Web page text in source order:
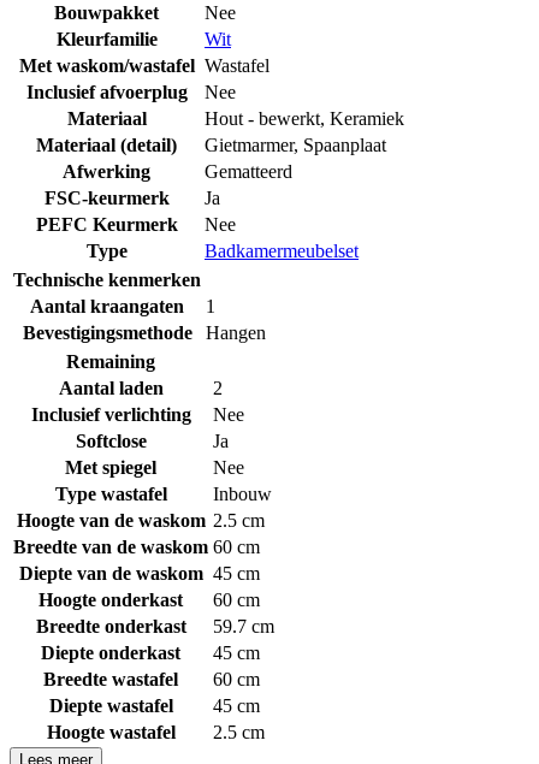
Bouwpakket
Nee
Kleurfamilie
Wit
Met waskom/wastafel Wastafel
Inclusief afvoerplug
Nee
Materiaal
Hout - bewerkt, Keramiek
Materiaal (detail)
Gietmarmer, Spaanplaat
Afwerking
Gematteerd
FSC-keurmerk
Ja
PEFC Keurmerk
Nee
Type
Badkamermeubelset
Technische kenmerken
Aantal kraangaten
1
Bevestigingsmethode
Hangen
Remaining
Aantal laden
2
Inclusief verlichting
Nee
Softclose
Ja
Met spiegel
Nee
Type wastafel
Inbouw
Hoogte van de waskom 2.5 cm
Breedte van de waskom 60 cm
Diepte van de waskom 45 cm
Hoogte onderkast
60 cm
Breedte onderkast
59.7 cm
Diepte onderkast
45 cm
Breedte wastafel
60 cm
Diepte wastafel
45 cm
Hoogte wastafel
2.5 cm
Lees meer